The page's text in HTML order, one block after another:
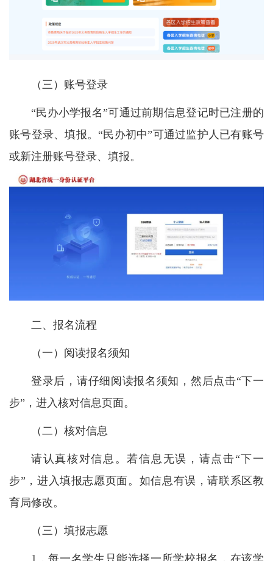
（三）账号登录
“民办小学报名”可通过前期信息登记时已注册的
账号登录、填报。“民办初中”可通过监护人已有账号
或新注册账号登录、填报。
二、报名流程
（一）阅读报名须知
登录后，请仔细阅读报名须知，然后点击“下一
步”，进入核对信息页面。
（二）核对信息
请认真核对信息。若信息无误，请点击“下一
步”，进入填报志愿页面。如信息有误，请联系区教
育局修改。
（三）填报志愿
1．每一名学生只能选择一所学校报名，在该学